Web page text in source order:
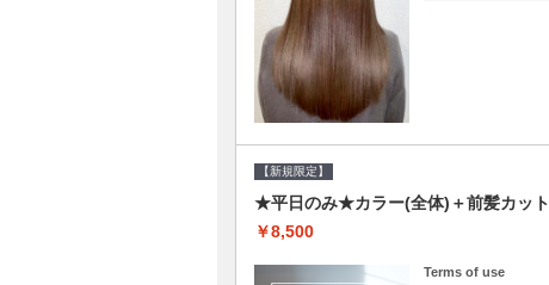
【新規限定】
★平日のみ★カラー(全体)＋前髪カット
￥8,500
Terms of use